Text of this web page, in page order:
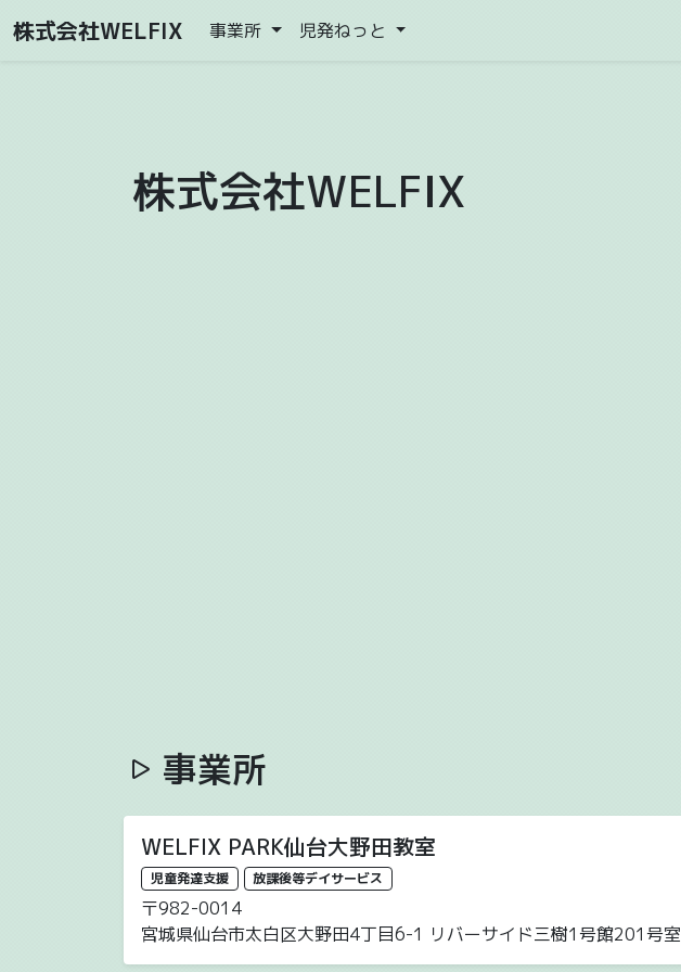
株式会社WELFIX 事業所 児発ねっと
株式会社WELFIX
事業所
WELFIX PARK仙台大野田教室
児童発達支援 放課後等デイサービス
〒982-0014
宮城県仙台市太白区大野田4丁目6-1 リバーサイド三樹1号館201号室